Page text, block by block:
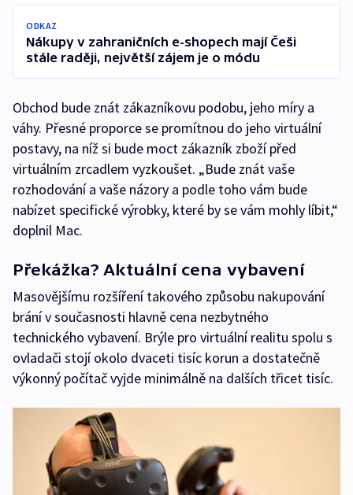
ODKAZ
Nákupy v zahraničních e-shopech mají Češi
stále raději, největší zájem je o módu
Obchod bude znát zákazníkovu podobu, jeho míry a
váhy. Přesné proporce se promítnou do jeho virtuální
postavy, na níž si bude moct zákazník zboží před
virtuálním zrcadlem vyzkoušet. „Bude znát vaše
rozhodování a vaše názory a podle toho vám bude
nabízet specifické výrobky, které by se vám mohly líbit,“
doplnil Mac.
Překážka? Aktuální cena vybavení
Masovějšímu rozšíření takového způsobu nakupování
brání v současnosti hlavně cena nezbytného
technického vybavení. Brýle pro virtuální realitu spolu s
ovladači stojí okolo dvaceti tisíc korun a dostatečně
výkonný počítač vyjde minimálně na dalších třicet tisíc.